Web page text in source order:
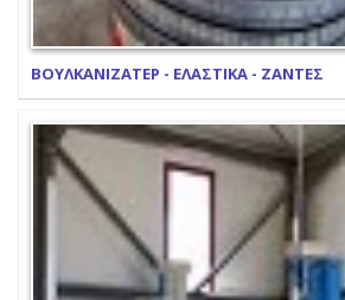
ΒΟΥΛΚΑΝΙΖΑΤΕΡ - ΕΛΑΣΤΙΚΑ - ΖΑΝΤΕΣ